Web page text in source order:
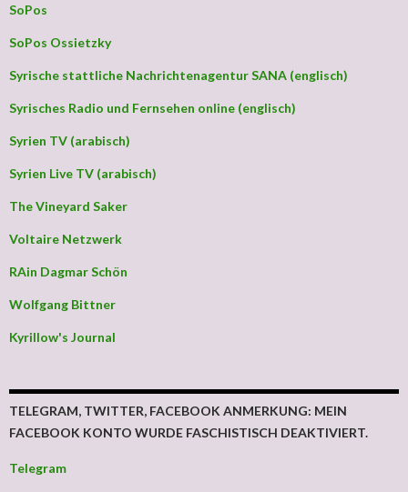
SoPos
SoPos Ossietzky
Syrische stattliche Nachrichtenagentur SANA (englisch)
Syrisches Radio und Fernsehen online (englisch)
Syrien TV (arabisch)
Syrien Live TV (arabisch)
The Vineyard Saker
Voltaire Netzwerk
RAin Dagmar Schön
Wolfgang Bittner
Kyrillow's Journal
TELEGRAM, TWITTER, FACEBOOK ANMERKUNG: MEIN
FACEBOOK KONTO WURDE FASCHISTISCH DEAKTIVIERT.
Telegram